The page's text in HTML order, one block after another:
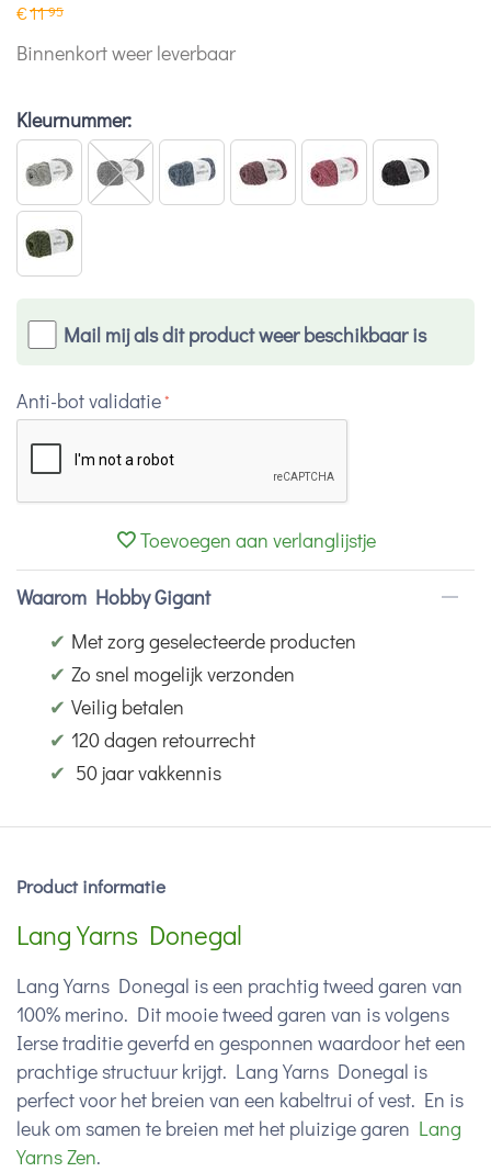
€1195
Binnenkort weer leverbaar
Kleurnummer:
Mail mij als dit product weer beschikbaar is
Anti-bot validatie
Toevoegen aan verlanglijstje
Waarom Hobby Gigant
✔ Met zorg geselecteerde producten
✔ Zo snel mogelijk verzonden
✔ Veilig betalen
✔ 120 dagen retourrecht
✔ 50 jaar vakkennis
Product informatie
Lang Yarns Donegal
Lang Yarns Donegal is een prachtig tweed garen van
100% merino. Dit mooie tweed garen van is volgens
Ierse traditie geverfd en gesponnen waardoor het een
prachtige structuur krijgt. Lang Yarns Donegal is
perfect voor het breien van een kabeltrui of vest. En is
leuk om samen te breien met het pluizige garen Lang
Yarns Zen.